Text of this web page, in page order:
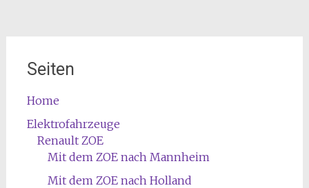
Seiten
Home
Elektrofahrzeuge
Renault ZOE
Mit dem ZOE nach Mannheim
Mit dem ZOE nach Holland